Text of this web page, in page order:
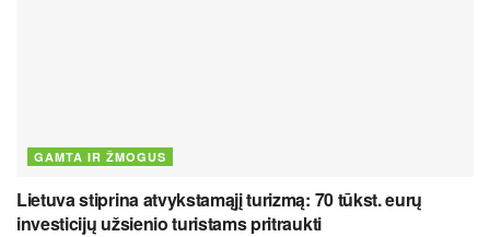
GAMTA IR ŽMOGUS
Lietuva stiprina atvykstamąjį turizmą: 70 tūkst. eurų
investicijų užsienio turistams pritraukti